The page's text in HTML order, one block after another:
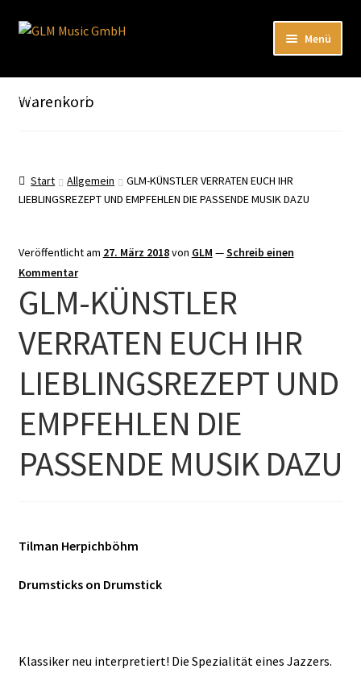
Hier sind unsere Neuigkeiten zu hören: Spotify
Zur
Zum
Menü
Unser Katalog
EN
Warenkorb
Start Allgemein
GLM-KÜNSTLER VERRATEN EUCH IHR
LIEBLINGSREZEPT UND EMPFEHLEN DIE PASSENDE MUSIK DAZU
Veröffentlicht am 27. März 2018von GLM —Schreib einen
Kommentar
GLM-KÜNSTLER
VERRATEN EUCH IHR
LIEBLINGSREZEPT UND
EMPFEHLEN DIE
PASSENDE MUSIK DAZU
Tilman Herpichböhm
Drumsticks on Drumstick
Klassiker neu interpretiert! Die Spezialität eines Jazzers.